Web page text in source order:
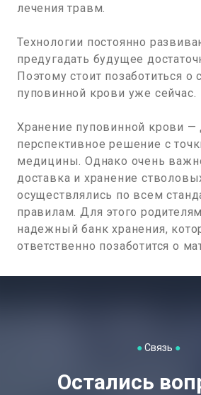
лечения травм.
Технологии постоянно
предугадать будущее
Поэтому стоит позаботиться о
пуповинной крови уже сейчас.
Хранение пуповинной крови —
перспективное решение с
медицины. Однако очень
доставка и хранение
осуществлялись по всем
правилам. Для этого
надежный банк хранения,
ответственно позаботится о
● Связь ●
Остались